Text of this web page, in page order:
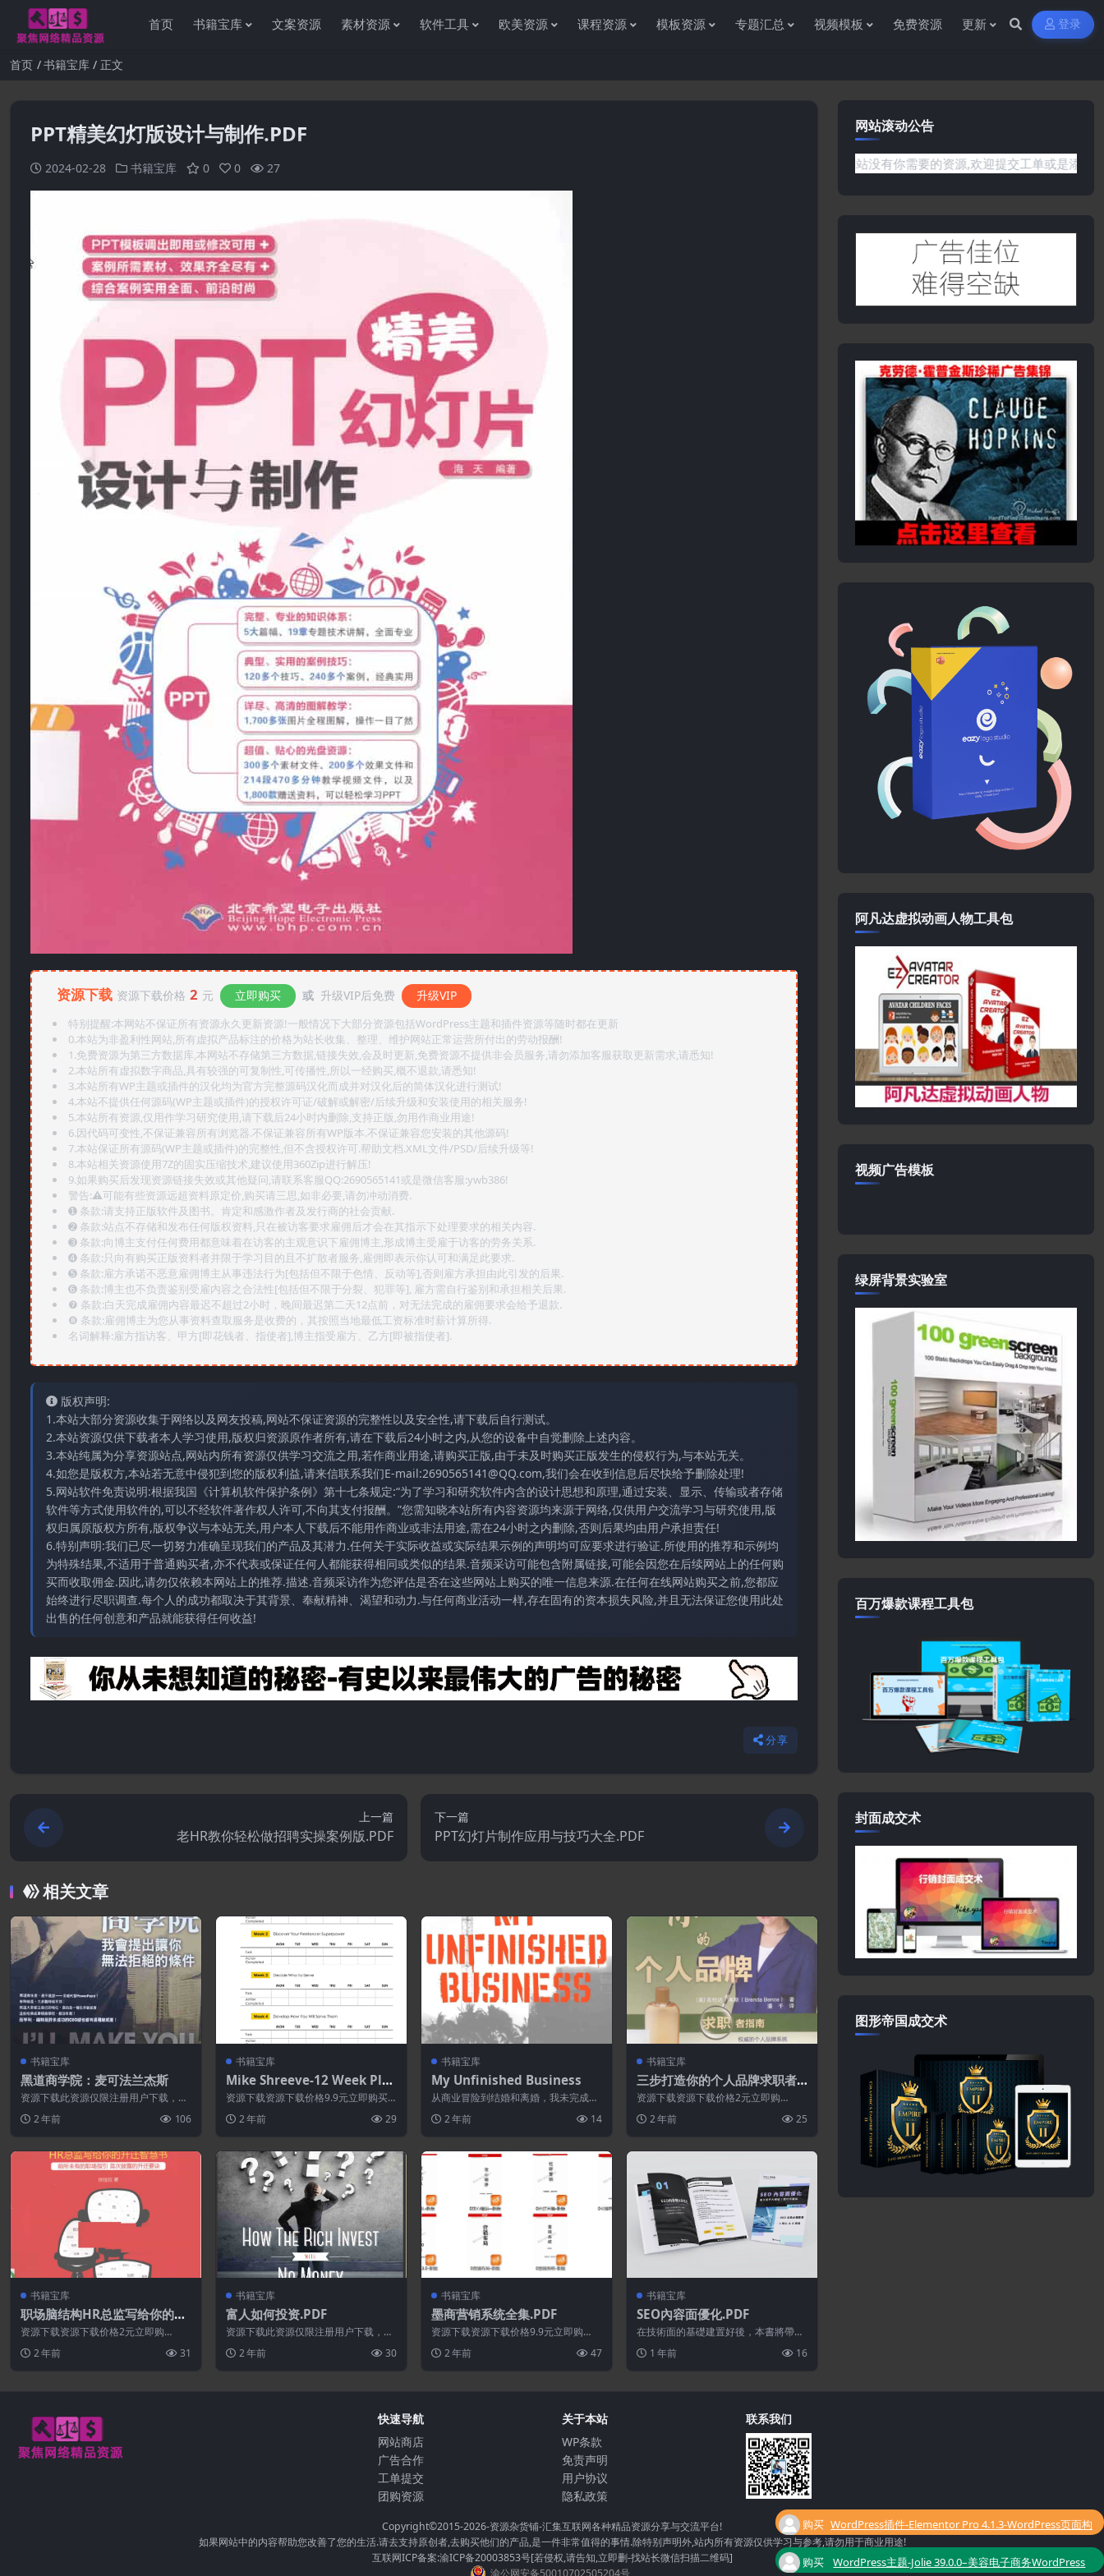
首页 书籍宝库 文案资源 素材资源 软件工具 欧美资源 课程资源 模板资源 专题汇总 视频模板 免费资源 更新 登录
首页 书籍宝库 正文
PPT精美幻灯版设计与制作.PDF
2024-02-28 书籍宝库 0 0 27
资源下载 资源下载价格 2 元 立即购买 或 升级VIP后免费 升级VIP
特别提醒:本网站不保证所有资源永久更新资源!一般情况下大部分资源包括WordPress主题和插件资源等随时都在更新
0.本站为非盈利性网站,所有虚拟产品标注的价格为站长收集、整理、维护网站正常运营所付出的劳动报酬!
1.免费资源为第三方数据库,本网站不存储第三方数据,链接失效,会及时更新,免费资源不提供非会员服务,请勿添加客服获取更新需求,请悉知!
2.本站所有虚拟数字商品,具有较强的可复制性,可传播性,所以一经购买,概不退款,请悉知!
3.本站所有WP主题或插件的汉化均为官方完整源码汉化而成并对汉化后的简体汉化进行测试!
4.本站不提供任何源码(WP主题或插件)的授权许可证/破解或解密/后续升级和安装使用的相关服务!
5.本站所有资源,仅用作学习研究使用,请下载后24小时内删除,支持正版,勿用作商业用途!
6.因代码可变性,不保证兼容所有浏览器.不保证兼容所有WP版本.不保证兼容您安装的其他源码!
7.本站保证所有源码(WP主题或插件)的完整性,但不含授权许可.帮助文档.XML文件/PSD/后续升级等!
8.本站相关资源使用7Z的固实压缩技术,建议使用360Zip进行解压!
9.如果购买后发现资源链接失效或其他疑问,请联系客服QQ:2690565141或是微信客服:ywb386!
警告:⚠️可能有些资源远超资料原定价,购买请三思,如非必要,请勿冲动消费.
➊️ 条款:请支持正版软件及图书。肯定和感激作者及发行商的社会贡献.
➋️ 条款:站点不存储和发布任何版权资料,只在被访客要求雇佣后才会在其指示下处理要求的相关内容.
➌️ 条款:向博主支付任何费用都意味着在访客的主观意识下雇佣博主,形成博主受雇于访客的劳务关系.
➍️ 条款:只向有购买正版资料者并限于学习目的且不扩散者服务,雇佣即表示你认可和满足此要求.
➎ 条款:雇方承诺不恶意雇佣博主从事违法行为[包括但不限于色情、反动等],否则雇方承担由此引发的后果.
➏️ 条款:博主也不负责鉴别受雇内容之合法性[包括但不限于分裂、犯罪等], 雇方需自行鉴别和承担相关后果.
❼ 条款:白天完成雇佣内容最迟不超过2小时，晚间最迟第二天12点前，对无法完成的雇佣要求会给予退款.
❽ 条款:雇佣博主为您从事资料查取服务是收费的，其按照当地最低工资标准时薪计算所得.
名词解释:雇方指访客、甲方[即花钱者、指使者],博主指受雇方、乙方[即被指使者].
版权声明:
1.本站大部分资源收集于网络以及网友投稿,网站不保证资源的完整性以及安全性,请下载后自行测试。
2.本站资源仅供下载者本人学习使用,版权归资源原作者所有,请在下载后24小时之内,从您的设备中自觉删除上述内容。
3.本站纯属为分享资源站点,网站内所有资源仅供学习交流之用,若作商业用途,请购买正版,由于未及时购买正版发生的侵权行为,与本站无关。
4.如您是版权方,本站若无意中侵犯到您的版权利益,请来信联系我们E-mail:2690565141@QQ.com,我们会在收到信息后尽快给予删除处理!
5.网站软件免责说明:根据我国《计算机软件保护条例》第十七条规定:“为了学习和研究软件内含的设计思想和原理,通过安装、显示、传输或者存储
软件等方式使用软件的,可以不经软件著作权人许可,不向其支付报酬。”您需知晓本站所有内容资源均来源于网络,仅供用户交流学习与研究使用,版
权归属原版权方所有,版权争议与本站无关,用户本人下载后不能用作商业或非法用途,需在24小时之内删除,否则后果均由用户承担责任!
6.特别声明:我们已尽一切努力准确呈现我们的产品及其潜力.任何关于实际收益或实际结果示例的声明均可应要求进行验证.所使用的推荐和示例均
为特殊结果,不适用于普通购买者,亦不代表或保证任何人都能获得相同或类似的结果.音频采访可能包含附属链接,可能会因您在后续网站上的任何购
买而收取佣金.因此,请勿仅依赖本网站上的推荐.描述.音频采访作为您评估是否在这些网站上购买的唯一信息来源.在任何在线网站购买之前,您都应
始终进行尽职调查.每个人的成功都取决于其背景、奉献精神、渴望和动力.与任何商业活动一样,存在固有的资本损失风险,并且无法保证您使用此处
出售的任何创意和产品就能获得任何收益!
分享
上一篇
老HR教你轻松做招聘实操案例版.PDF
下一篇
PPT幻灯片制作应用与技巧大全.PDF
相关文章
书籍宝库
黑道商学院：麦可法兰杰斯
资源下载此资源仅限注册用户下载，请
永久更新资...
2 年前 106
书籍宝库
Mike Shreeve-12 Week Pla
n To Full -Time Freelancing
[12周计划成为全职自由职业
者】
资源下载资源下载价格9.9元立即购买
新资源!...
2 年前 29
书籍宝库
My Unfinished Business
从商业冒险到结婚和离婚，我未完成的
散文形式。
2 年前 14
书籍宝库
三步打造你的个人品牌求职者
指南.PDF
资源下载资源下载价格2元立即购
2 年前 25
书籍宝库
职场脑结构HR总监写给你的升
迁智慧书.PDF
资源下载资源下载价格2元立即购
2 年前 31
书籍宝库
富人如何投资.PDF
资源下载此资源仅限注册用户下载，请
永久更新资...
2 年前 30
书籍宝库
墨商营销系统全集.PDF
资源下载资源下载价格9.9元立即购
2 年前 47
书籍宝库
SEO內容面優化.PDF
在技術面的基礎建置好後，本書將帶你
及其分別的重...
1 年前 16
网站滚动公告
感谢您访问资源杂货铺获取各种信息资源!如果遇到任何问题或是网站没有你需要的资源,欢迎提交工单或是添加客服微信
阿凡达虚拟动画人物工具包
视频广告模板
绿屏背景实验室
百万爆款课程工具包
封面成交术
图形帝国成交术
快速导航
网站商店
广告合作
工单提交
团购资源
关于本站
WP条款
免责声明
用户协议
隐私政策
联系我们
Copyright©2015-2026-资源杂货铺-汇集互联网各种精品资源分享与交流平台!
如果网站中的内容帮助您改善了您的生活.请去支持原创者,去购买他们的产品,是一件非常值得的事情.除特别声明外,站内所有资源仅供学习与参考,请勿用于商业用途!
互联网ICP备案:渝ICP备20003853号[若侵权,请告知,立即删-找站长微信扫描二维码]
购买
了
WordPress插件-Elementor Pro 4.1.3-WordPress页面构
建器插件
购买
WordPress主题-Jolie 39.0.0–美容电子商务WordPress